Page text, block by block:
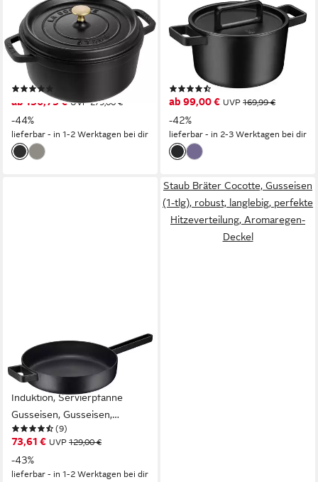
STAUB
Bräter Cocotte, Gusseisen (1-
tlg), robust, langlebig,
perfekte Hitzeverteilung,
Aromaregen-Deckel
ab 156,75 € UVP279,00 €
-44%
lieferbar - in 1-2 Werktagen bei dir
Bräter Flavour, Gusseisen
Bräter Induktion, Schmortopf
emailliert, Gusseisen,
Gusseisen-Kochgeschirr,
Deckel mit
Kondensationsnoppen
(20)
ab 99,00 € UVP 169,99 €
-42%
lieferbar - in 2-3 Werktagen bei dir
WMF
Sauteuse Flavour,
Schmorpfanne 28 cm
Induktion, Servierpfanne
Gusseisen, Gusseisen,
Gusseisen-Kochgeschirr,
Emaille, moderne Eleganz,
hoher Rand
(9)
73,61 € UVP 129,00 €
-43%
lieferbar - in 1-2 Werktagen bei dir
Staub Bräter Cocotte, Gusseisen
(1-tlg), robust, langlebig, perfekte
Hitzeverteilung, Aromaregen-
Deckel